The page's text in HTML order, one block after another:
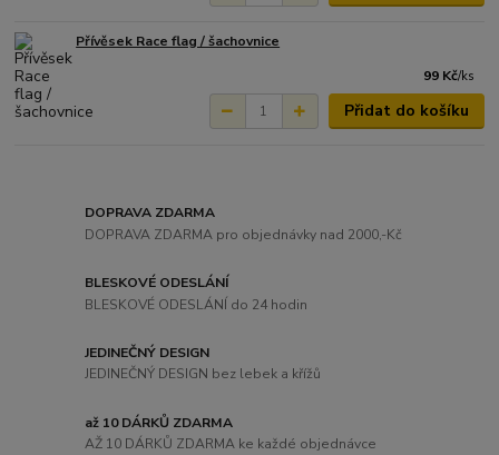
Přívěsek Race flag / šachovnice
99 Kč/ks
Přidat do košíku
DOPRAVA ZDARMA
DOPRAVA ZDARMA pro objednávky nad 2000,-Kč
BLESKOVÉ ODESLÁNÍ
BLESKOVÉ ODESLÁNÍ do 24 hodin
JEDINEČNÝ DESIGN
JEDINEČNÝ DESIGN bez lebek a křížů
až 10 DÁRKŮ ZDARMA
AŽ 10 DÁRKŮ ZDARMA ke každé objednávce